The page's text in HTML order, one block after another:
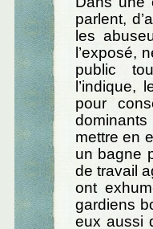
parlent,
les
l’exposé,
public
l’indique,
pour
mettre en
un bagne
de travail
ont
gardiens
eux aussi